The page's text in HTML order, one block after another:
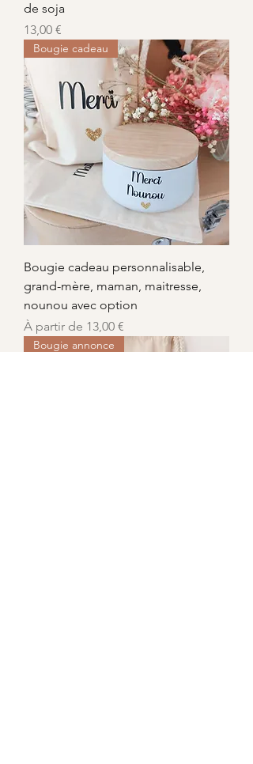
de soja
Prix
13,00 €
Bougie cadeau
Bougie cadeau personnalisable,
grand-mère, maman, maitresse,
nounou avec option
À partir de 13,00 €
Prix promotionnel
Bougie annonce